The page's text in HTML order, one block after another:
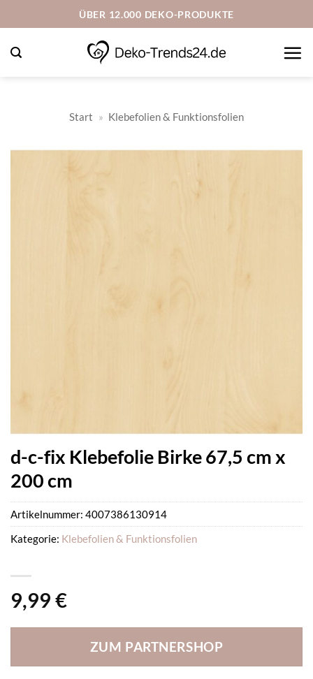
Inhalt
springen
ÜBER 12.000 DEKO-PRODUKTE
Start » Klebefolien & Funktionsfolien
d-c-fix Klebefolie Birke 67,5 cm x
200 cm
9,99 €
ZUM PARTNERSHOP
Artikelnummer: 4007386130914
Kategorie: Klebefolien & Funktionsfolien